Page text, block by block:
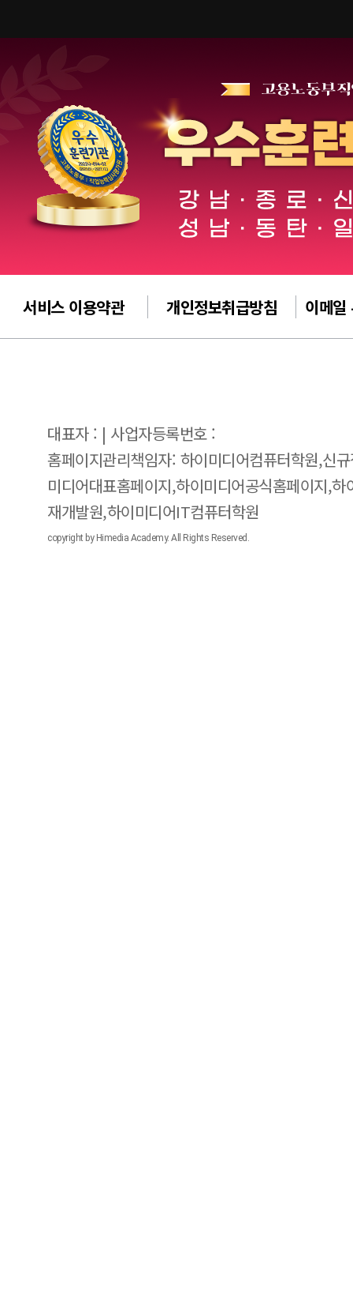
서비스 이용약관 개인정보취급방침 이메일
대표자 : | 사업자등록번호 :
홈페이지관리책임자: 하이미디어컴퓨터학원,신
미디어대표홈페이지,하이미디어공식홈페이지,
재개발원,하이미디어IT컴퓨터학원
copyright by Himedia Academy. All Rights Reserved.